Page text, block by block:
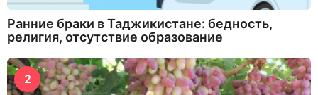
Ранние браки в Таджикистане: бедность,
религия, отсутствие образование
2